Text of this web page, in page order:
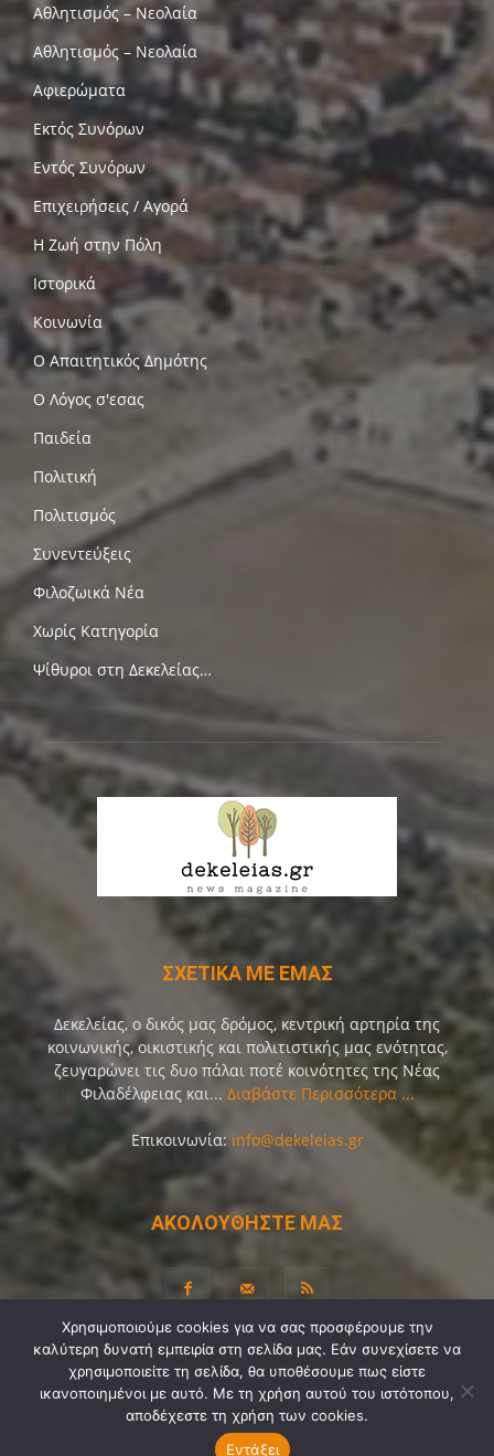
Αθλητισμός – Νεολαία
Αθλητισμός – Νεολαία
Αφιερώματα
Εκτός Συνόρων
Εντός Συνόρων
Επιχειρήσεις / Αγορά
Η Ζωή στην Πόλη
Ιστορικά
Κοινωνία
Ο Απαιτητικός Δημότης
Ο Λόγος σ'εσας
Παιδεία
Πολιτική
Πολιτισμός
Συνεντεύξεις
Φιλοζωικά Νέα
Χωρίς Κατηγορία
Ψίθυροι στη Δεκελείας…
ΣΧΕΤΙΚΑ ΜΕ ΕΜΑΣ
Δεκελείας, ο δικός μας δρόμος, κεντρική αρτηρία της
κοινωνικής, οικιστικής και πολιτιστικής μας ενότητας,
ζευγαρώνει τις δυο πάλαι ποτέ κοινότητες της Νέας
Φιλαδέλφειας και... Διαβάστε Περισσότερα ...
Επικοινωνία: info@dekeleias.gr
ΑΚΟΛΟΥΘΗΣΤΕ ΜΑΣ
Διαύγεια Λίγα Λόγια για Εμάς
Επικοινωνία
Όροι Χρήσης
Προσωπικά Δεδομένα
Sitemap
Ψηφοφορίες
Χρησιμοποιούμε cookies για να σας προσφέρουμε την
καλύτερη δυνατή εμπειρία στη σελίδα μας. Εάν συνεχίσετε να
χρησιμοποιείτε τη σελίδα, θα υποθέσουμε πως είστε
ικανοποιημένοι με αυτό. Με τη χρήση αυτού του ιστότοπου,
αποδέχεστε τη χρήση των cookies.
Εντάξει